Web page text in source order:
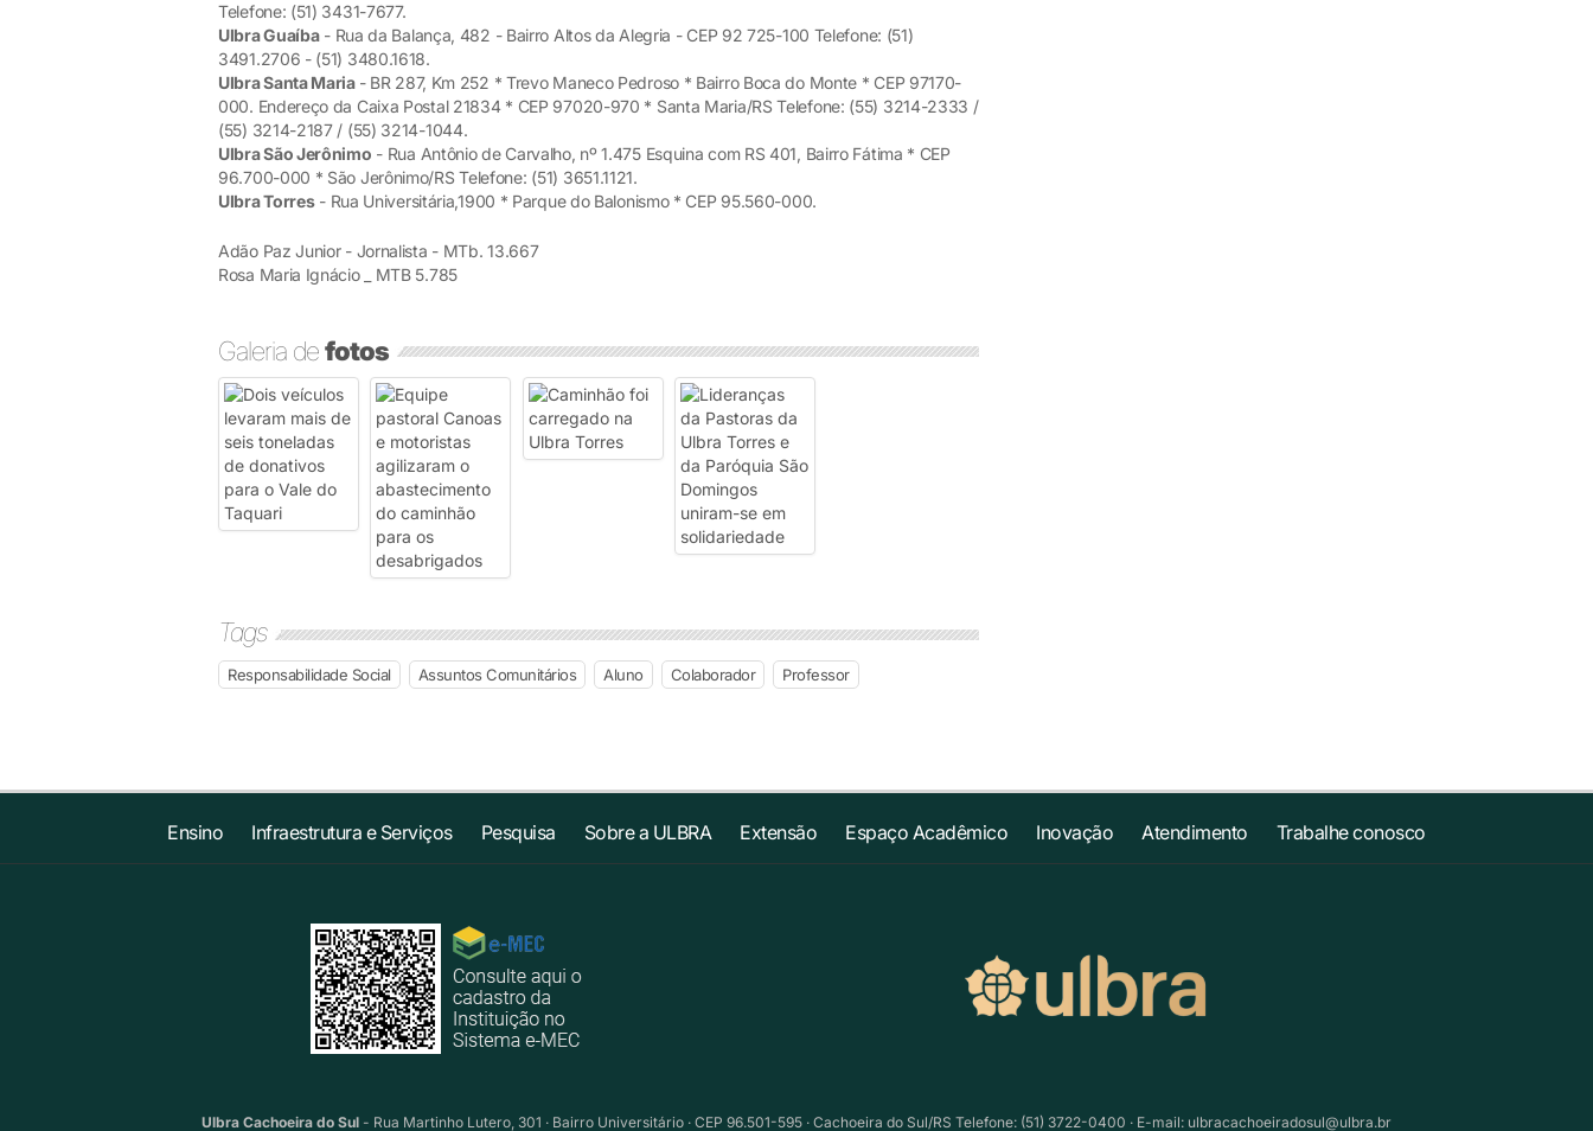
Telefone: (51) 3431-7677.
Ulbra Guaíba- Rua da Balança, 482 - Bairro Altos da Alegria - CEP 92 725-100 Telefone: (51)
3491.2706 - (51) 3480.1618.
Ulbra Santa Maria - BR 287, Km 252 * Trevo Maneco Pedroso * Bairro Boca do Monte * CEP 97170-
000. Endereço da Caixa Postal 21834 * CEP 97020-970 * Santa Maria/RS Telefone: (55) 3214-2333 /
(55) 3214-2187 / (55) 3214-1044.
Ulbra São Jerônimo - Rua Antônio de Carvalho, nº 1.475 Esquina com RS 401, Bairro Fátima * CEP
96.700-000 * São Jerônimo/RS Telefone: (51) 3651.1121.
Ulbra Torres- Rua Universitária,1900 * Parque do Balonismo * CEP 95.560-000.
Adão Paz Junior - Jornalista - MTb. 13.667
Rosa Maria Ignácio _ MTB 5.785
Galeria defotos
Tags
Responsabilidade Social Assuntos Comunitários Aluno Colaborador Professor
Ensino Infraestrutura e Serviços Pesquisa Sobre a ULBRA Extensão Espaço Acadêmico Inovação Atendimento Trabalhe conosco
Ulbra Cachoeira do Sul - Rua Martinho Lutero, 301 · Bairro Universitário · CEP 96.501-595 · Cachoeira do Sul/RS Telefone: (51) 3722-0400 · E-mail: ulbracachoeiradosul@ulbra.br